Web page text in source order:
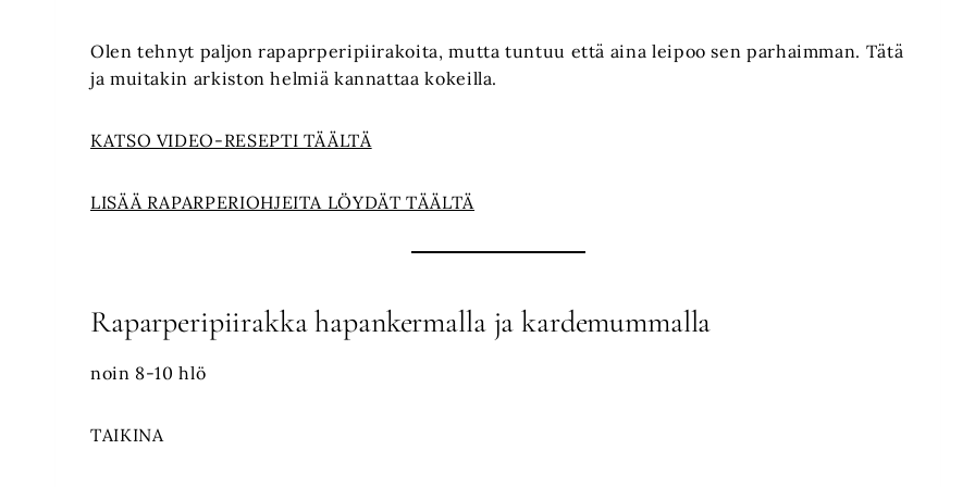
Olen tehnyt paljon rapaprperipiirakoita, mutta tuntuu että aina leipoo sen parhaimman. Tätä
ja muitakin arkiston helmiä kannattaa kokeilla.
KATSO VIDEO-RESEPTI TÄÄLTÄ
LISÄÄ RAPARPERIOHJEITA LÖYDÄT TÄÄLTÄ
Raparperipiirakka hapankermalla ja kardemummalla
noin 8-10 hlö
TAIKINA